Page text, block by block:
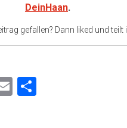
DeinHaan.
gefallen? Dann liked und teilt
Email